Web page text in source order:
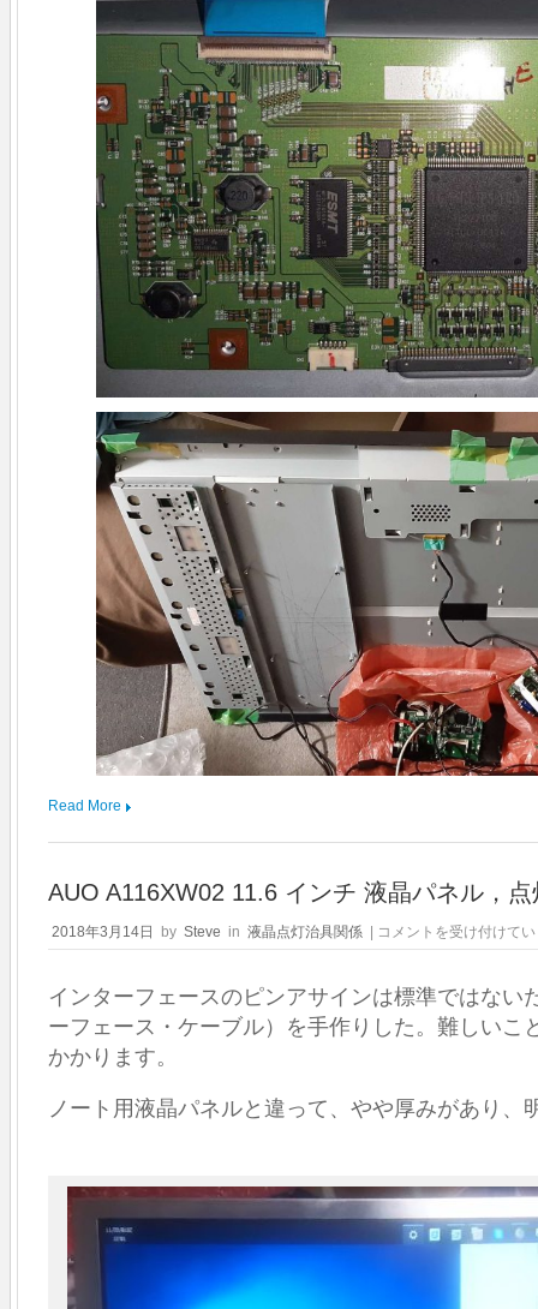
Read More
AUO A116XW02 11.6 インチ 液晶パネル，
2018年3月14日 by Steve in 液晶点灯治具関係 | AUO
A116XW02
イ
ン
チ
パ
ネ
灯
コメントを受け付けて
インターフェースのピンアサインは標準ではない
ーフェース・ケーブル）を手作りした。難しいこ
かかります。
ノート用液晶パネルと違って、やや厚みがあり、